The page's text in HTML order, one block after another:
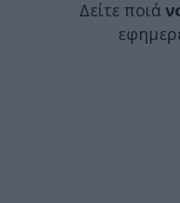
Δείτε ποιά